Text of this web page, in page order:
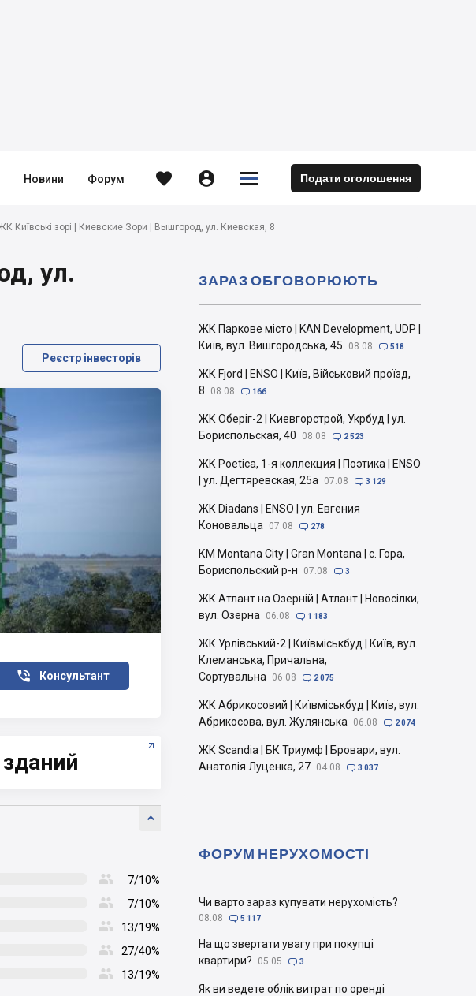
Новини Форум   

 Подати оголошення
Київські зорі | Киевские Зори | Вышгород, ул. Киевская, 8
ул.
Реєстр інвесторів
Консультант


 7/10%
 7/10%
 13/19%
 27/40%
 13/19%
ЖК Паркове місто | KAN Development, UDP |
Київ, вул. Вишгородська, 45
08.08  518
ЖК Fjord | ENSO | Київ, Військовий проїзд,
8
08.08  166
ЖК Оберіг-2 | Киевгорстрой, Укрбуд | ул.
Бориспольская, 40
08.08  2 523
ЖК Poetica, 1-я коллекция | Поэтика | ENSO
| ул. Дегтяревская, 25а
07.08  3 129
ЖК Diadans | ENSO | ул. Евгения
Коновальца
07.08  278
КМ Montana City | Gran Montana | с. Гора,
Бориспольский р-н
07.08  3
ЖК Атлант на Озерній | Атлант | Новосілки,
вул. Озерна
06.08  1 183
ЖК Урлівський-2 | Київміськбуд | Київ, вул.
Клеманська, Причальна,
Сортувальна
06.08  2 075
ЖК Абрикосовий | Київміськбуд | Київ, вул.
Абрикосова, вул. Жулянська
06.08  2 074
ЖК Scandia | БК Триумф | Бровари, вул.
Анатолія Луценка, 27 04.08  3 037
ЗАРАЗ ОБГОВОРЮЮТЬ
Чи варто зараз купувати нерухомість?
08.08  5 117
На що звертати увагу при покупці
квартири?
05.05  3
Як ви ведете облік витрат по оренді
ФОРУМ НЕРУХОМОСТІ